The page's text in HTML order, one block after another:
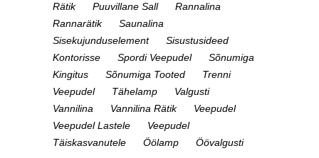
Rätik
Puuvillane Sall
Rannalina
Rannarätik
Saunalina
Sisekujunduselement
Sisustusideed
Kontorisse
Spordi Veepudel
Sõnumiga
Kingitus
Sõnumiga Tooted
Trenni
Veepudel
Tähelamp
Valgusti
Vannilina
Vannilina Rätik
Veepudel
Veepudel Lastele
Veepudel
Täiskasvanutele
Öölamp Öövalgusti